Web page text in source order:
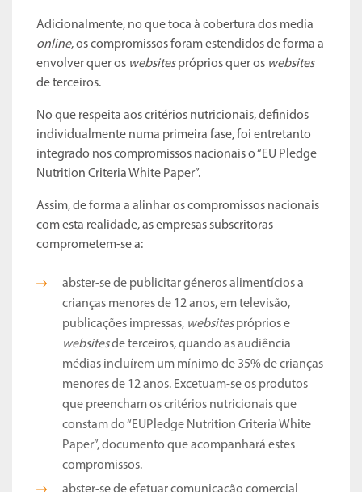
Adicionalmente, no que toca à cobertura dos media
online, os compromissos foram estendidos de forma a
envolver quer os websitespróprios quer os websites
de terceiros.
No que respeita aos critérios nutricionais, definidos
individualmente numa primeira fase, foi entretanto
integrado nos compromissos nacionais o “EU Pledge
Nutrition Criteria White Paper”.
Assim, de forma a alinhar os compromissos nacionais
com esta realidade, as empresas subscritoras
comprometem-se a:
abster-se de publicitar géneros alimentícios a
crianças menores de 12 anos, em televisão,
publicações impressas, websitespróprios e
websitesde terceiros, quando as audiência
médias incluírem um mínimo de 35% de crianças
menores de 12 anos. Excetuam-se os produtos
que preencham os critérios nutricionais que
constam do “EUPledge Nutrition Criteria White
Paper”, documento que acompanhará estes
compromissos.